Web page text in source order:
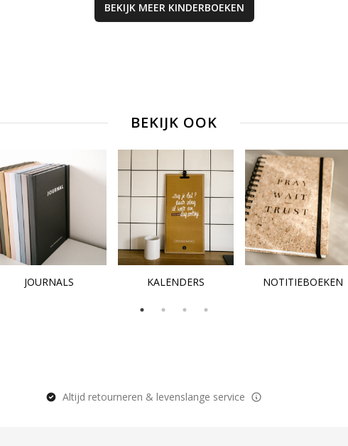
BEKIJK MEER KINDERBOEKEN
BEKIJK OOK
JOURNALS KALENDERS NOTITIEBOEKEN
Altijd retourneren & levenslange service